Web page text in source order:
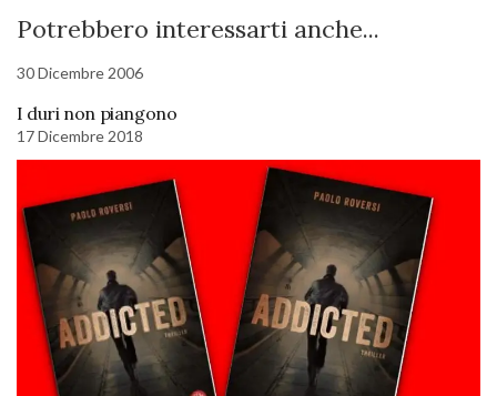
Potrebbero interessarti anche...
30 Dicembre 2006
I duri non piangono
17 Dicembre 2018